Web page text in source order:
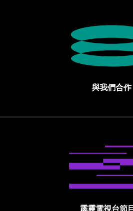
與我們合作
霹靂電視台節